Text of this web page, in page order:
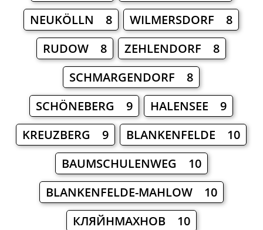
NEUKÖLLN 8
WILMERSDORF 8
RUDOW 8
ZEHLENDORF 8
SCHMARGENDORF 8
SCHÖNEBERG 9
HALENSEE 9
KREUZBERG 9
BLANKENFELDE 10
BAUMSCHULENWEG 10
BLANKENFELDE-MAHLOW 10
КЛЯЙНМАХНОВ 10